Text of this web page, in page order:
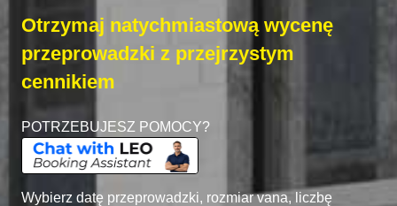
Otrzymaj natychmiastową wycenę
przeprowadzki z przejrzystym
cennikiem
POTRZEBUJESZ POMOCY?
Wybierz datę przeprowadzki, rozmiar vana, liczbę